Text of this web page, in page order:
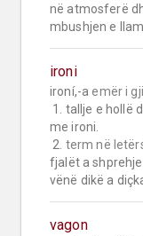
në atmosferë
mbushjen e
ironi
ironí,-a emër i
1. tallje e hollë
me ironi.
2. term në
fjalët a
vënë dikë a
vagon